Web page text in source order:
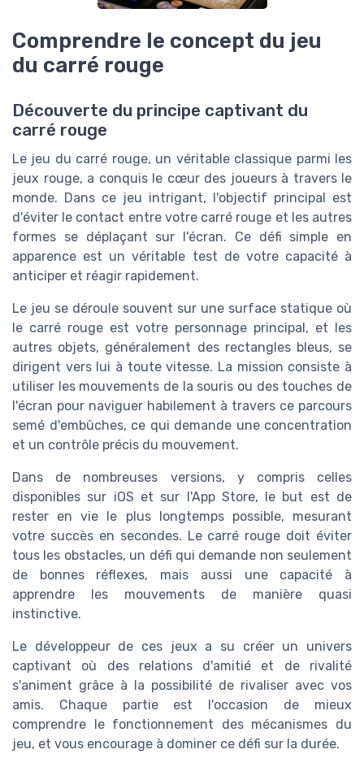
Comprendre le concept du jeu
du carré rouge
Découverte du principe captivant du
carré rouge
Le jeu du carré rouge, un véritable classique parmi les
jeux rouge, a conquis le cœur des joueurs à travers le
monde. Dans ce jeu intrigant, l'objectif principal est
d'éviter le contact entre votre carré rouge et les autres
formes se déplaçant sur l'écran. Ce défi simple en
apparence est un véritable test de votre capacité à
anticiper et réagir rapidement.
Le jeu se déroule souvent sur une surface statique où
le carré rouge est votre personnage principal, et les
autres objets, généralement des rectangles bleus, se
dirigent vers lui à toute vitesse. La mission consiste à
utiliser les mouvements de la souris ou des touches de
l'écran pour naviguer habilement à travers ce parcours
semé d'embûches, ce qui demande une concentration
et un contrôle précis du mouvement.
Dans de nombreuses versions, y compris celles
disponibles sur iOS et sur l'App Store, le but est de
rester en vie le plus longtemps possible, mesurant
votre succès en secondes. Le carré rouge doit éviter
tous les obstacles, un défi qui demande non seulement
de bonnes réflexes, mais aussi une capacité à
apprendre les mouvements de manière quasi
instinctive.
Le développeur de ces jeux a su créer un univers
captivant où des relations d'amitié et de rivalité
s'animent grâce à la possibilité de rivaliser avec vos
amis. Chaque partie est l'occasion de mieux
comprendre le fonctionnement des mécanismes du
jeu, et vous encourage à dominer ce défi sur la durée.